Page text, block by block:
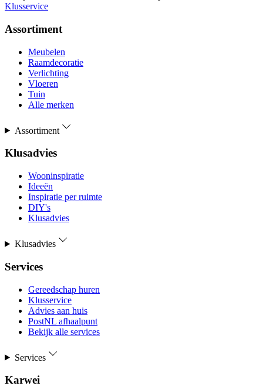
Klusservice
Assortiment
Meubelen
Raamdecoratie
Verlichting
Vloeren
Tuin
Alle merken
Assortiment
Klusadvies
Wooninspiratie
Ideeën
Inspiratie per ruimte
DIY's
Klusadvies
Klusadvies
Services
Gereedschap huren
Klusservice
Advies aan huis
PostNL afhaalpunt
Bekijk alle services
Services
Karwei